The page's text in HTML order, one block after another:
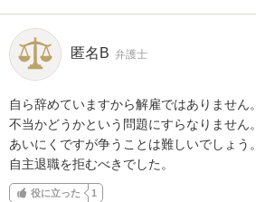
匿名B 弁護士
自ら辞めていますから解雇ではありません。
不当かどうかという問題にすらなりません。
あいにくですが争うことは難しいでしょう。
自主退職を拒むべきでした。
役に立った 1